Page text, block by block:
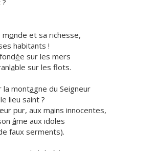
monde et sa richesse,
habitants !
ée sur les mers
able sur les flots.
la montagne du Seigneur
lieu saint ?
pur, aux mains innocentes,
âme aux idoles
faux serments).